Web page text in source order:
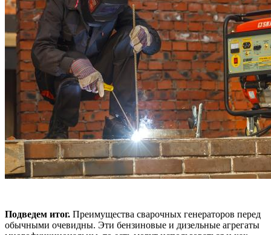
Подведем итог. Преимущества сварочных генераторов перед
обычными очевидны. Эти бензиновые и дизельные агрегаты